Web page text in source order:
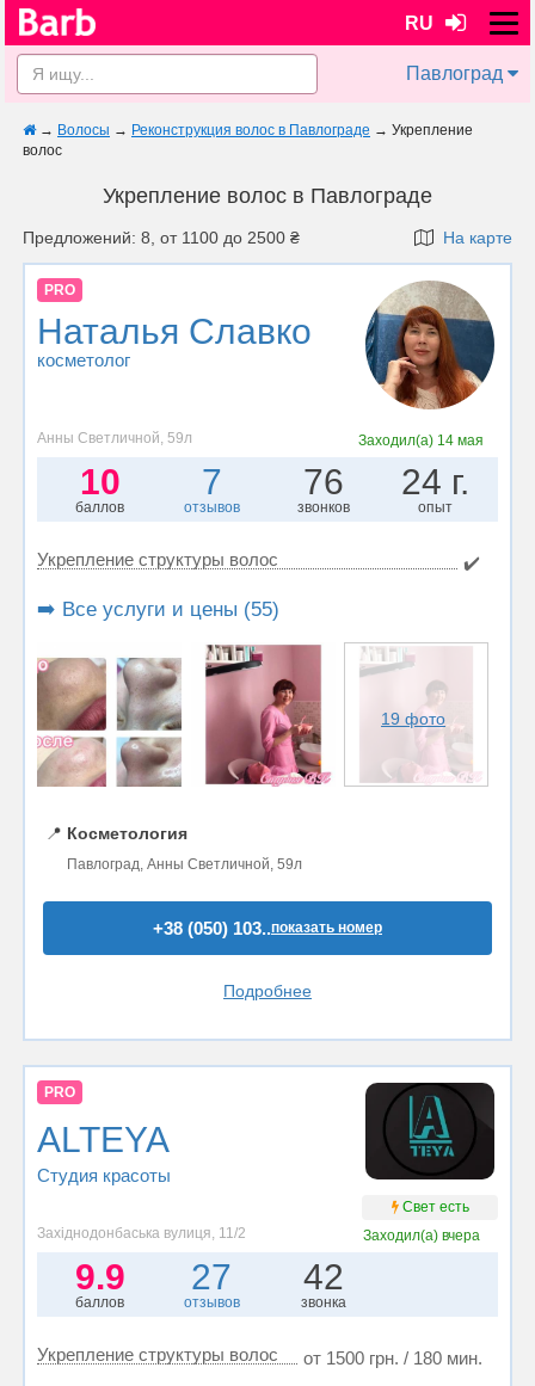
RU
Павлоград
→ Волосы → Реконструкция волос в Павлограде → Укрепление
волос
Укрепление волос в Павлограде
Предложений: 8, от 1100 до 2500 ₴ На карте
PRO
Наталья Славко
косметолог
Анны Светличной, 59л Заходил(а) 14 мая
10
баллов
7
отзывов
76
звонков
24 г.
опыт
Укрепление структуры волос ✔️
➡️ Все услуги и цены (55)
19 фото
📍 Косметология
Павлоград, Анны Светличной, 59л
+38 (050) 103..показать номер
Подробнее
PRO
ALTEYA
Студия красоты
Свет есть
Західнодонбаська вулиця, 11/2
Заходил(а) вчера
9.9
баллов
27
отзывов
42
звонка
Укрепление структуры волос от 1500 грн. / 180 мин.